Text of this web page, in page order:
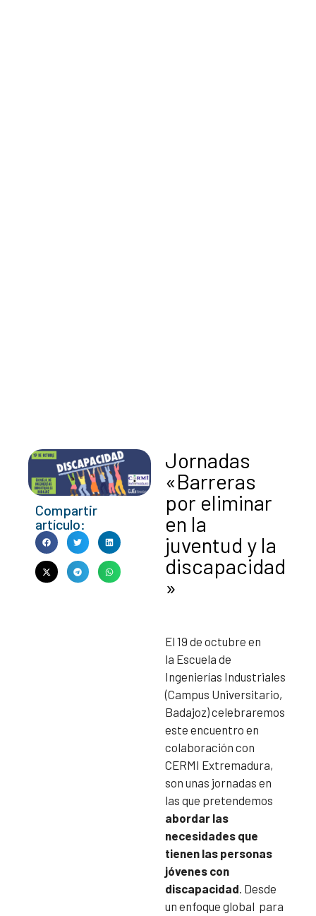
Compartir
artículo:
Jornadas
«Barreras
por eliminar
en la
juventud y la
discapacidad
»
El 19 de octubre en
la Escuela de
Ingenierías Industriales
(Campus Universitario,
Badajoz) celebraremos
este encuentro en
colaboración con
CERMI Extremadura,
son unas jornadas en
las que pretendemos
abordar las
necesidades que
tienen las personas
jóvenes con
discapacidad. Desde
un enfoque global para